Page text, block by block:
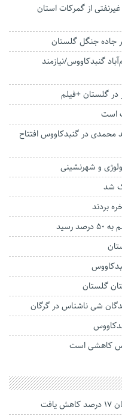
غیرنفتی از گمرکات استان
جاده جنگل گلستان‌
گنبدکاووس/نیازمند
است
یاد احمد محمدی در گنبدکاووس افتتاح
و شهرنشینی
شد
بردند
رسید
شی ناشناس در گرگان
کاهشی است